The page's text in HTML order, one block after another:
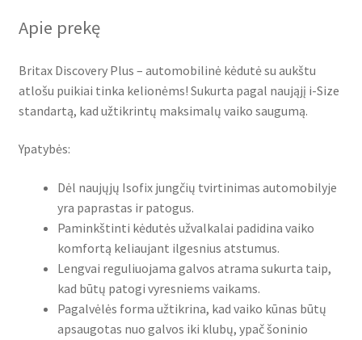
Apie prekę
Britax Discovery Plus – automobilinė kėdutė su aukštu
atlošu puikiai tinka kelionėms! Sukurta pagal naująjį i-Size
standartą, kad užtikrintų maksimalų vaiko saugumą.
Ypatybės:
Dėl naujųjų Isofix jungčių tvirtinimas automobilyje
yra paprastas ir patogus.
Paminkštinti kėdutės užvalkalai padidina vaiko
komfortą keliaujant ilgesnius atstumus.
Lengvai reguliuojama galvos atrama sukurta taip,
kad būtų patogi vyresniems vaikams.
Pagalvėlės forma užtikrina, kad vaiko kūnas būtų
apsaugotas nuo galvos iki klubų, ypač šoninio